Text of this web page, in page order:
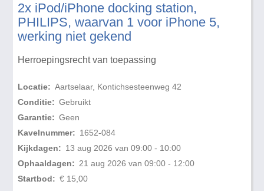
2x iPod/iPhone docking station,
PHILIPS, waarvan 1 voor iPhone 5,
werking niet gekend
Herroepingsrecht van toepassing
Locatie: Aartselaar, Kontichsesteenweg 42
Conditie: Gebruikt
Garantie: Geen
Kavelnummer: 1652-084
Kijkdagen: 13 aug 2026 van 09:00 - 10:00
Ophaaldagen: 21 aug 2026 van 09:00 - 12:00
Startbod: € 15,00